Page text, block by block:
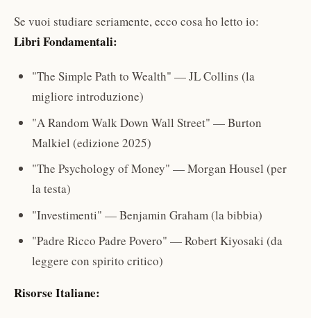
Se vuoi studiare seriamente, ecco cosa ho letto io:
Libri Fondamentali:
"The Simple Path to Wealth" — JL Collins (la
migliore introduzione)
"A Random Walk Down Wall Street" — Burton
Malkiel (edizione 2025)
"The Psychology of Money" — Morgan Housel (per
la testa)
"Investimenti" — Benjamin Graham (la bibbia)
"Padre Ricco Padre Povero" — Robert Kiyosaki (da
leggere con spirito critico)
Risorse Italiane: